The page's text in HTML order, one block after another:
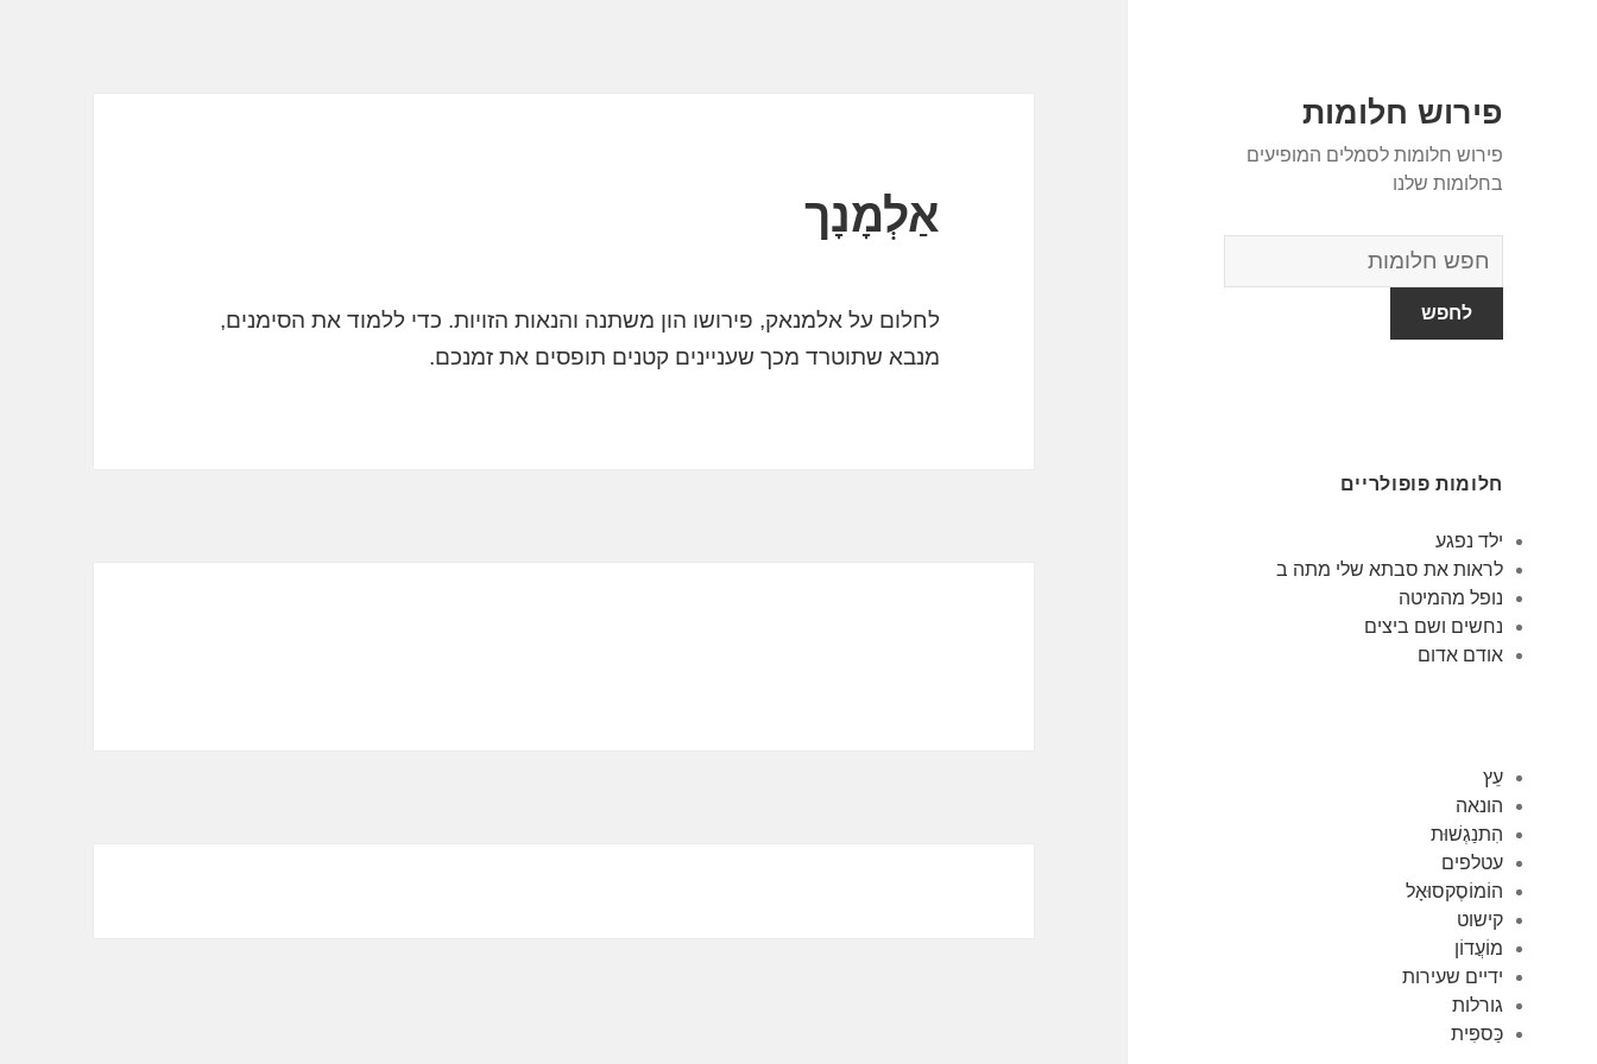
פירוש חלומות
פירוש חלומות לסמלים המופיעים
בחלומות שלנו
מילון
החלומות
חלומות פופולריים
ילד נפגע
לראות את סבתא שלי מתה ב
נופל מהמיטה
נחשים ושם ביצים
אודם אדום
עֵץ
הונאה
הִתנַגְשׁוּת
עטלפים
הוֹמוֹסֶקסוּאָל
קישוט
מוֹעֲדוֹן
ידיים שעירות
גורלות
כַּספִּית
אַלְמָנָך
לחלום על אלמנאק, פירושו הון משתנה והנאות הזויות. כדי ללמוד את הסימנים,
מנבא שתוטרד מכך שעניינים קטנים תופסים את זמנכם.